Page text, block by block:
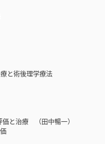
と術後理学療法
と治療 （田中暢一）